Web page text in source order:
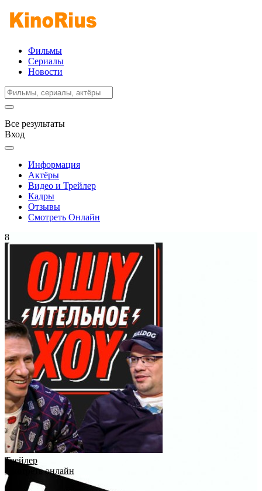
Фильмы
Сериалы
Новости
Все результаты
Вход
Информация
Актёры
Видео и Трейлер
Кадры
Отзывы
Смотреть Онлайн
8
Трейлер
Смотреть онлайн